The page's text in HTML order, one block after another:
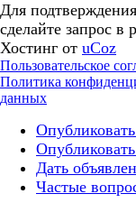
Для
сделайте запрос в
Хостинг от uCoz
Пользовательское
Политика
данных
Дать
Частые